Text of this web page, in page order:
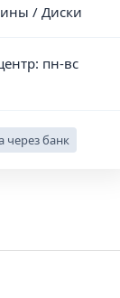
/ Диски
пн-вс
через банк